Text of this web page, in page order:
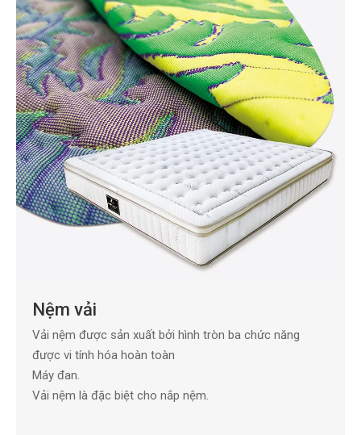
Nệm vải
Vải nệm được sản xuất bởi hình tròn ba chức năng
được vi tính hóa hoàn toàn
Máy đan.
Vải nệm là đặc biệt cho nắp nệm.